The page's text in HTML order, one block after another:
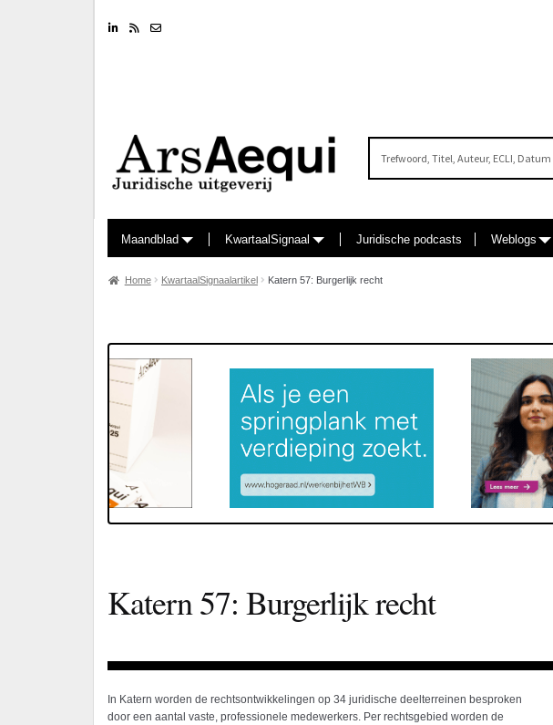
LinkedinRSS feed
Maandblad KwartaalSignaal Juridische podcasts Weblogs
Home KwartaalSignaalartikel Katern 57: Burgerlijk recht
Katern 57: Burgerlijk recht
In Katern worden de rechtsontwikkelingen op 34 juridische deelterreinen besproken
door een aantal vaste, professionele medewerkers. Per rechtsgebied worden de